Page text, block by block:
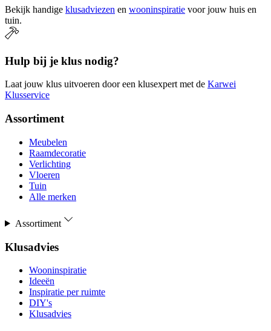
Bekijk handige klusadviezen en wooninspiratie voor jouw huis en
tuin.
Hulp bij je klus nodig?
Laat jouw klus uitvoeren door een klusexpert met de Karwei
Klusservice
Assortiment
Meubelen
Raamdecoratie
Verlichting
Vloeren
Tuin
Alle merken
Assortiment
Klusadvies
Wooninspiratie
Ideeën
Inspiratie per ruimte
DIY's
Klusadvies